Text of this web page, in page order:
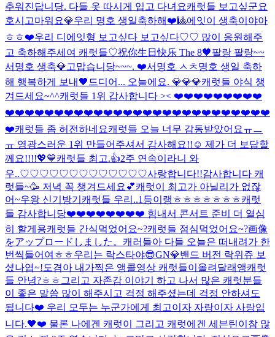
추워진답니당. 다들 옷 따시게 입고 다녀요캐럿들 보고싶군요
호시 고마워요💎우리 명호 생일축하해❤️🎱에잇이 생축이야아
ㅎㅎ❤️우리 디에잇형 보고싶다 보고싶다♡♡ 많이 응원해주
고 축하해주세여 캐럿들♡祝你生日快乐 The 8🖤팔랑 팔랑~~
서명호 생축💎고맙습니당~~~. ❤️서명호 ㅅㅊ명호 생일 축하
해 행복하게 보내🖤 드디어... 오늘에요. 💎💎💎캐럿들 야식 챙
겨드세요~^^캐럿들 1위 갑사합니다 >< ❤️❤️❤️❤️❤️❤️❤️❤️❤️
❤️❤️❤️❤️❤️❤️❤️❤️❤️❤️❤️❤️❤️❤️❤️❤️❤️❤️❤️❤️❤️❤️❤️❤️❤️❤️❤️
❤️캐럿들 좀 허전하네요캐럿들 오늘 너무 감동받았어요ㅠㅡ
ㅠ 영광스러운 1위 만들어주셔서 감사해요!!☺️ 제가 더 보답할
께요!!!!💖💙캐럿들 최고.👍2주 연속이라니 와
우..♡♡♡♡♡♡♡♡♡♡♡♡♡사랑합니다!!감사합니다 캐
럿들~🥳 저녁 꼭 챙겨드세요💕캐럿이 최고가 아닐리가 없잖
어~우왕 신기방기 캐럿들 우리..1등이랭ㅎㅎㅎㅎㅎㅎㅎ캐럿
들 감사합니당❤️❤️❤️❤️❤️❤️❤️❤️ 힘내서 콘서트 준비 더 열심
히 할게용캐럿들 간식먹었어요~?캐럿들 점심먹었어요~?画像
をアップロードしました。 캐러들아 다들 오늘은 떠내려가 한
번씩들어여ㅎㅎ우리는 락스타야😎GN💎밴드 버전 락위쥬 보
셨나엽~!도겸아 내가찍은 앵콜영상 캐럿들이올려달래앵캐럿
들 안녕?ㅎㅎ 그리고 자존감 이야기 하고 나서 많은 캐럿분들
이 좋은 말씀 많이 해주시고 걱정 해주셨는데 걱정 안하셔도
됩니다❤️ 우리 모두는 누군가에게 최고이자 자랑이자 사랑입
니다.🖤❤️ 물론 나에겐 캐럿이 그리고 캐럿에겐 세븐틴이 참 많